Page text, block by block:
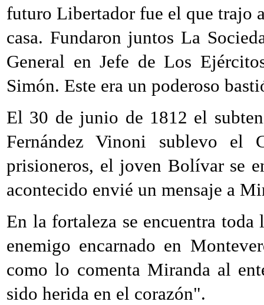
futuro Libertador fue el que trajo
casa. Fundaron juntos La
General en Jefe de Los
Simón. Este era un poderoso
El 30 de junio de 1812 el
Fernández Vinoni sublevo
prisioneros, el joven Bolívar se
acontecido envié un mensaje a
En la fortaleza se encuentra
enemigo encarnado en
como lo comenta Miranda al
sido herida en el corazón".